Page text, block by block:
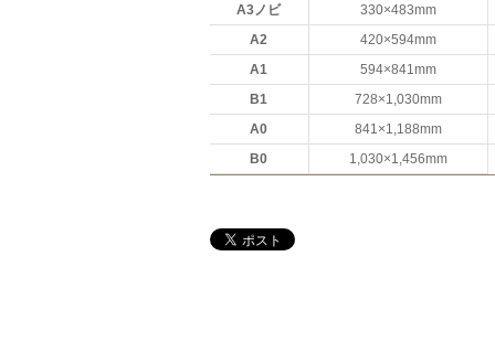
A3ノビ
330×483mm
A2
420×594mm
A1
594×841mm
B1
728×1,030mm
A0
841×1,188mm
B0
1,030×1,456mm